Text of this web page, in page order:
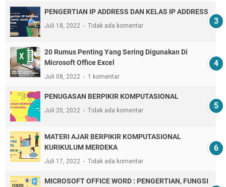
PENGERTIAN IP ADDRESS DAN KELAS IP ADDRESS
Juli 18, 2022 Tidak ada komentar
20 Rumus Penting Yang Sering Digunakan Di
Microsoft Office Excel
Juli 08, 2022 1 komentar
PENUGASAN BERPIKIR KOMPUTASIONAL
Juli 20, 2022 Tidak ada komentar
MATERI AJAR BERPIKIR KOMPUTASIONAL
KURIKULUM MERDEKA
Juli 17, 2022 Tidak ada komentar
MICROSOFT OFFICE WORD : PENGERTIAN, FUNGSI